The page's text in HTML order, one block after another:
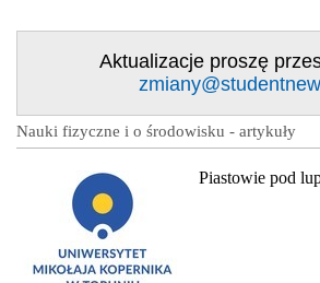
Aktualizacje proszę
Nauki fizyczne i o środowisku - artykuły
Piastowie pod